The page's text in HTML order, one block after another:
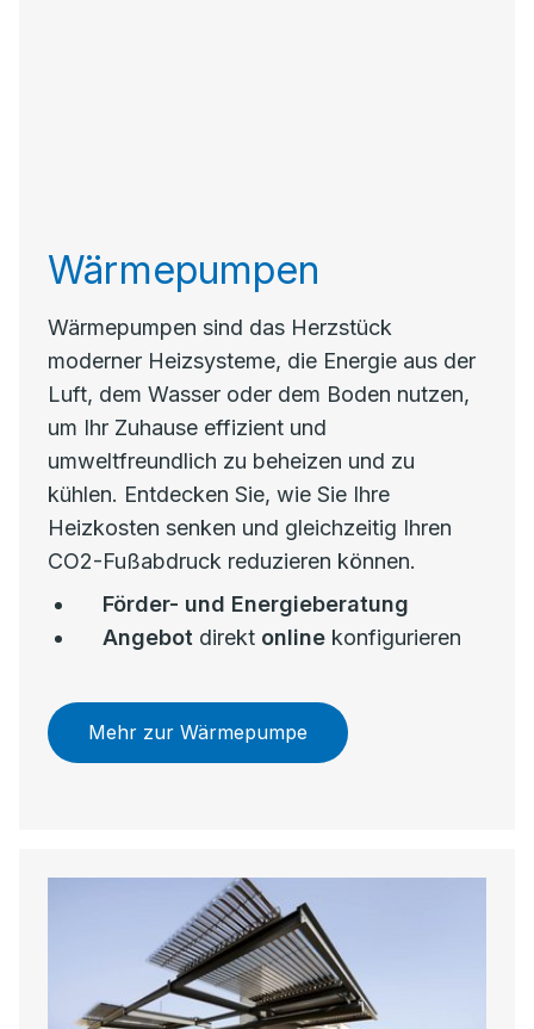
Wärmepumpen
Wärmepumpen sind das Herzstück
moderner Heizsysteme, die Energie aus der
Luft, dem Wasser oder dem Boden nutzen,
um Ihr Zuhause effizient und
umweltfreundlich zu beheizen und zu
kühlen. Entdecken Sie, wie Sie Ihre
Heizkosten senken und gleichzeitig Ihren
CO2-Fußabdruck reduzieren können.
Förder- und Energieberatung
Angebot direkt online konfigurieren
Mehr zur Wärmepumpe